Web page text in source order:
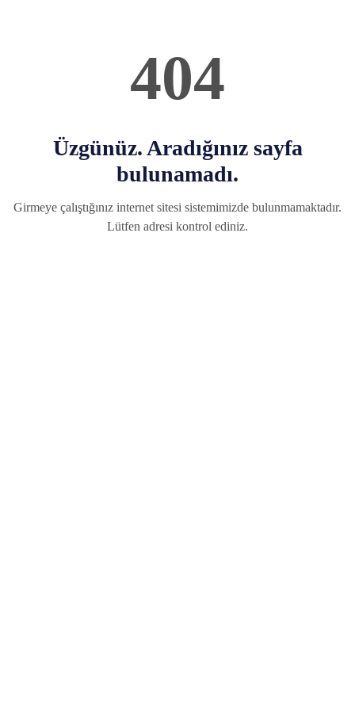
404
Üzgünüz. Aradığınız sayfa
bulunamadı.
Girmeye çalıştığınız internet sitesi sistemimizde bulunmamaktadır.
Lütfen adresi kontrol ediniz.